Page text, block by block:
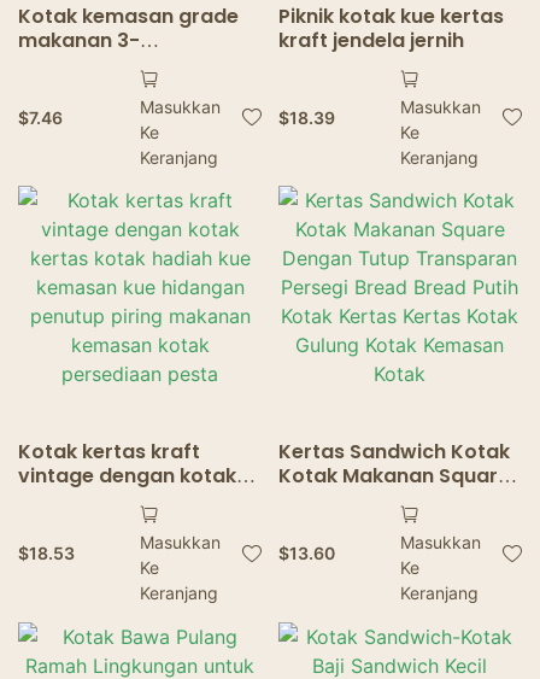
Kotak kemasan grade
makanan 3-
kompartemen ramah
lingkungan untuk
makanan cepat saji
kotak takeout
berkualitas tinggi untuk
kemasan kentang
goreng ayam goreng
$7.46
Masukkan
Ke
Keranjang
Piknik kotak kue kertas
kraft jendela jernih
$18.39
Masukkan
Ke
Keranjang
Kotak kertas kraft
vintage dengan kotak
kertas kotak hadiah kue
kemasan kue hidangan
penutup piring makanan
kemasan kotak
persediaan pesta
$18.53
Masukkan
Ke
Keranjang
Kertas Sandwich Kotak
Kotak Makanan Square
Dengan Tutup
Transparan Persegi
Bread Bread Putih Kotak
Kertas Kertas Kotak
Gulung Kotak Kemasan
Kotak
$13.60
Masukkan
Ke
Keranjang